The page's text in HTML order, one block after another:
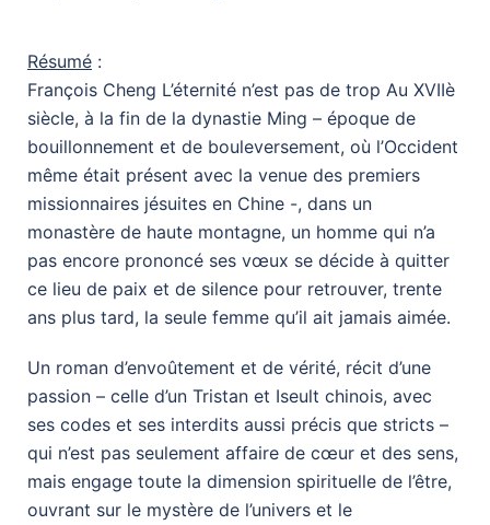
Résumé :
François Cheng L’éternité n’est pas de trop Au XVIIè
siècle, à la fin de la dynastie Ming – époque de
bouillonnement et de bouleversement, où l’Occident
même était présent avec la venue des premiers
missionnaires jésuites en Chine -, dans un
monastère de haute montagne, un homme qui n’a
pas encore prononcé ses vœux se décide à quitter
ce lieu de paix et de silence pour retrouver, trente
ans plus tard, la seule femme qu’il ait jamais aimée.
Un roman d’envoûtement et de vérité, récit d’une
passion – celle d’un Tristan et Iseult chinois, avec
ses codes et ses interdits aussi précis que stricts –
qui n’est pas seulement affaire de cœur et des sens,
mais engage toute la dimension spirituelle de l’être,
ouvrant sur le mystère de l’univers et le